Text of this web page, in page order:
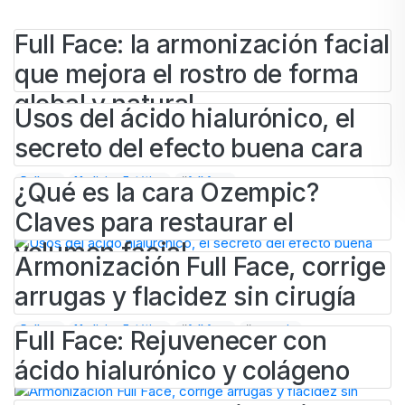
Full Face: la armonización facial
que mejora el rostro de forma
global y natural
BYIVAN
25 DE MAYO DE 2026
Belleza Medicina Estética #full face
Usos del ácido hialurónico, el
secreto del efecto buena cara
BYADMINCLINIEM
13 DE ABRIL DE 2026
Medicina Estética # ácido hialurónico # full face
¿Qué es la cara Ozempic?
Claves para restaurar el
volumen facial
BYIVAN
29 DE OCTUBRE DE 2025
Belleza Medicina Estética #full face #ozempic
Armonización Full Face, corrige
arrugas y flacidez sin cirugía
BY IVAN
9 DE OCTUBRE DE 2025
Belleza Medicina Estética full face
Full Face: Rejuvenecer con
ácido hialurónico y colágeno